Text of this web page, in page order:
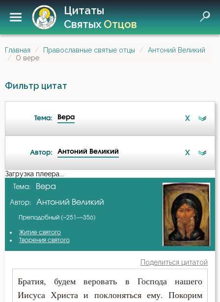
Цитаты
СвятыхОтцов
Главная Православные святые отцы
Антоний Великий
О вере
Фильтр цитат
Тема: Вера X
Беда
Бедность
Беседа
Бесы
Благодать
Автор: Антоний Великий X
А-я
Авва Исайя (Скитский)
Антоний Великий
Афанасий (Сахаров)
Афанасий Великий
Загрузка плеера...
Тема: Вера
Автор: Антоний Великий
Преподобный (~251–~356)
Житие святого
Творения святого
Поделиться цитатой
Братия, будем веровать в Господа нашего
Иисуса Христа и поклоняться ему. Покорим